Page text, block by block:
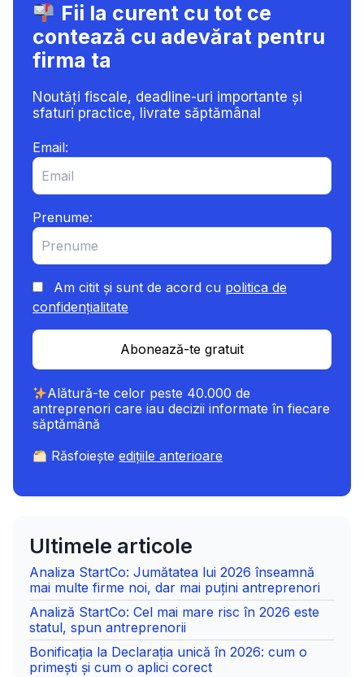
Fii la curent cu tot ce
contează cu adevărat pentru
firma ta
Noutăți fiscale, deadline-uri importante și
sfaturi practice, livrate săptămânal
Email:
Prenume:
Am citit și sunt de acord cu politica de
confidențialitate
Abonează-te gratuit
Alătură-te celor peste 40.000 de
antreprenori care iau decizii informate în fiecare
săptămână
Răsfoieșteedițiile anterioare
Ultimele articole
Analiza StartCo: Jumătatea lui 2026 înseamnă
mai multe firme noi, dar mai puțini antreprenori
Analiză StartCo: Cel mai mare risc în 2026 este
statul, spun antreprenorii
Bonificația la Declarația unică în 2026: cum o
primești și cum o aplici corect